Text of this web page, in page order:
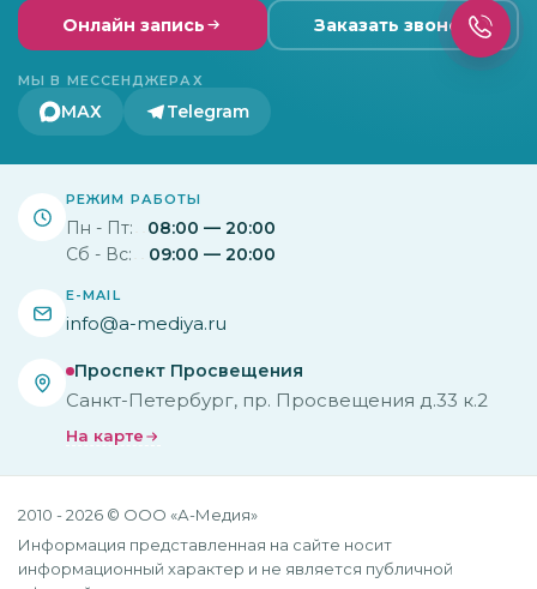
Онлайн запись Заказать звонок
МЫ В МЕССЕНДЖЕРАХ
МАХ Telegram
РЕЖИМ РАБОТЫ
Пн - Пт:
08:00 — 20:00
Сб - Вс:
09:00 — 20:00
E-MAIL
info@a-mediya.ru
Проспект Просвещения
Санкт-Петербург, пр. Просвещения д.33 к.2
На карте
2010 - 2026 © ООО «А-Медия»
Информация представленная на сайте носит
информационный характер и не является публичной